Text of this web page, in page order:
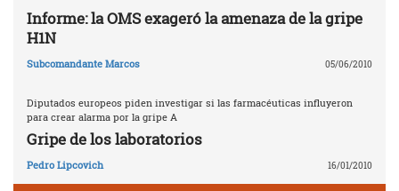
Informe: la OMS exageró la amenaza de la gripe
H1N
Subcomandante Marcos 05/06/2010
Diputados europeos piden investigar si las farmacéuticas influyeron
para crear alarma por la gripe A
Gripe de los laboratorios
Pedro Lipcovich 16/01/2010